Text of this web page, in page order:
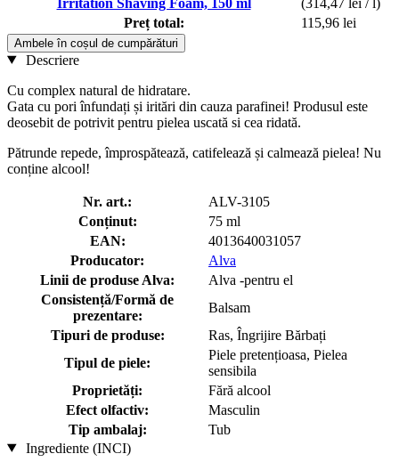
Preț total:
115,96 lei
Ambele în coșul de cumpărături
Descriere
Cu complex natural de hidratare.
Gata cu pori înfundați și iritări din cauza parafinei! Produsul este
deosebit de potrivit pentru pielea uscată si cea ridată.
Pătrunde repede, împrospătează, catifelează și calmează pielea! Nu
conține alcool!
Nr. art.:
ALV-3105
Conținut:
75 ml
EAN:
4013640031057
Producator:
Alva
Linii de produse Alva:
Alva -pentru el
Consistență/Formă de
prezentare:
Balsam
Tipuri de produse:
Ras, Îngrijire Bărbați
Tipul de piele:
Piele pretențioasa, Pielea
sensibila
Proprietăți:
Fără alcool
Efect olfactiv:
Masculin
Tip ambalaj:
Tub
Ingrediente (INCI)